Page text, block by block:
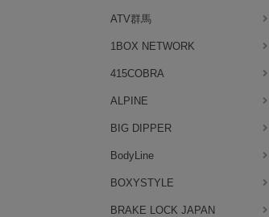
ATV群馬
1BOX NETWORK
415COBRA
ALPINE
BIG DIPPER
BodyLine
BOXYSTYLE
BRAKE LOCK JAPAN